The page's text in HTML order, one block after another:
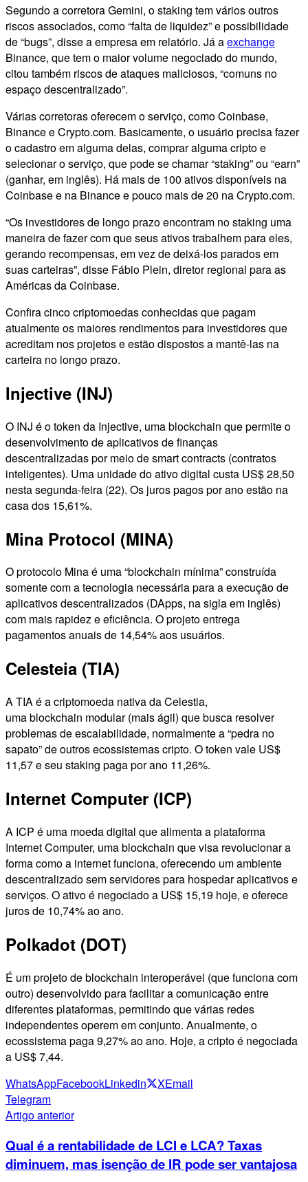
Segundo a corretora Gemini, o staking tem vários outros
riscos associados, como “falta de liquidez” e possibilidade
de “bugs”, disse a empresa em relatório. Já aexchange
Binance, que tem o maior volume negociado do mundo,
citou também riscos de ataques maliciosos, “comuns no
espaço descentralizado”.
Várias corretoras oferecem o serviço, como Coinbase,
Binance e Crypto.com. Basicamente, o usuário precisa fazer
o cadastro em alguma delas, comprar alguma cripto e
selecionar o serviço, que pode se chamar “staking” ou “earn”
(ganhar, em inglês). Há mais de 100 ativos disponíveis na
Coinbase e na Binance e pouco mais de 20 na Crypto.com.
“Os investidores de longo prazo encontram no staking uma
maneira de fazer com que seus ativos trabalhem para eles,
gerando recompensas, em vez de deixá-los parados em
suas carteiras”, disse Fábio Plein, diretor regional para as
Américas da Coinbase.
Confira cinco criptomoedas conhecidas que pagam
atualmente os maiores rendimentos para investidores que
acreditam nos projetos e estão dispostos a mantê-las na
carteira no longo prazo.
Injective (INJ)
O INJ é o token da Injective, uma blockchain que permite o
desenvolvimento de aplicativos de finanças
descentralizadas por meio de smart contracts (contratos
inteligentes). Uma unidade do ativo digital custa US$ 28,50
nesta segunda-feira (22). Os juros pagos por ano estão na
casa dos 15,61%.
Mina Protocol (MINA)
O protocolo Mina é uma “blockchain mínima” construída
somente com a tecnologia necessária para a execução de
aplicativos descentralizados (DApps, na sigla em inglês)
com mais rapidez e eficiência. O projeto entrega
pagamentos anuais de 14,54% aos usuários.
Celesteia (TIA)
A TIA é a criptomoeda nativa da Celestia,
uma blockchain modular (mais ágil) que busca resolver
problemas de escalabilidade, normalmente a “pedra no
sapato” de outros ecossistemas cripto. O token vale US$
11,57 e seu staking paga por ano 11,26%.
Internet Computer (ICP)
A ICP é uma moeda digital que alimenta a plataforma
Internet Computer, uma blockchain que visa revolucionar a
forma como a internet funciona, oferecendo um ambiente
descentralizado sem servidores para hospedar aplicativos e
serviços. O ativo é negociado a US$ 15,19 hoje, e oferece
juros de 10,74% ao ano.
Polkadot (DOT)
É um projeto de blockchain interoperável (que funciona com
outro) desenvolvido para facilitar a comunicação entre
diferentes plataformas, permitindo que várias redes
independentes operem em conjunto. Anualmente, o
ecossistema paga 9,27% ao ano. Hoje, a cripto é negociada
a US$ 7,44.
WhatsAppFacebookLinkedin XEmail
Telegram
Artigo anterior
Qual é a rentabilidade de LCI e LCA? Taxas
diminuem, mas isenção de IR pode ser vantajosa